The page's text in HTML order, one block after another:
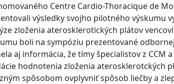
Centre Cardio-Thoracique de
výsledky svojho pilotného výskumu
zloženia aterosklerotických plátov
boli na sympóziu prezentované
aj informácia, že tímy špecialistov z
hodnotenia zloženia aterosklerotckých
spôsobom ovplyvniť spôsob liečby a